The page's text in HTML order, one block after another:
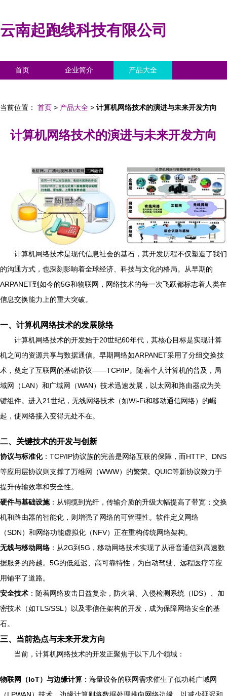
云南起跑线科技有限公司
首页 企业简介 产品大全
当前位置： 首页 > 产品大全 > 计算机网络技术的演进与未来开发方向
计算机网络技术的演进与未来开发方向
计算机网络技术是现代信息社会的基石，其开发历程不仅塑造了我们
的沟通方式，也深刻影响着全球经济、科技与文化的格局。从早期的
ARPANET到如今的5G和物联网，网络技术的每一次飞跃都标志着人类在
信息交换能力上的重大突破。
一、计算机网络技术的发展脉络
计算机网络技术的开发始于20世纪60年代，其核心目标是实现计算
机之间的资源共享与数据通信。早期网络如ARPANET采用了分组交换技
术，奠定了互联网的基础协议——TCP/IP。随着个人计算机的普及，局
域网（LAN）和广域网（WAN）技术迅速发展，以太网和路由器成为关
键组件。进入21世纪，无线网络技术（如Wi-Fi和移动通信网络）的崛
起，使网络接入变得无处不在。
二、关键技术的开发与创新
协议与标准化：TCP/IP协议族的完善是网络互联的保障，而HTTP、DNS
等应用层协议则支撑了万维网（WWW）的繁荣。QUIC等新协议致力于
提升传输效率和安全性。
硬件与基础设施：从铜缆到光纤，传输介质的升级大幅提高了带宽；交换
机和路由器的智能化，则增强了网络的可管理性。软件定义网络
（SDN）和网络功能虚拟化（NFV）正在重构传统网络架构。
无线与移动网络 ：从2G到5G，移动网络技术实现了从语音通信到高速数
据服务的跨越。5G的低延迟、高可靠特性，为自动驾驶、远程医疗等应
用铺平了道路。
安全技术 ：随着网络攻击日益复杂，防火墙、入侵检测系统（IDS）、加
密技术（如TLS/SSL）以及零信任架构的开发，成为保障网络安全的基
石。
三、当前热点与未来开发方向
当前，计算机网络技术的开发正聚焦于以下几个领域：
物联网（IoT）与边缘计算 ：海量设备的联网需求催生了低功耗广域网